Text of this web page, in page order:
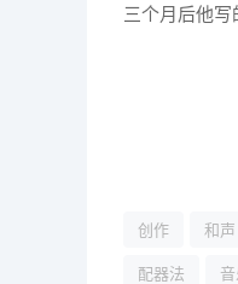
三个月后他写
创作 和声
配器法